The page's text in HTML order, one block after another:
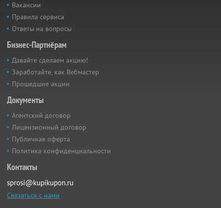
Вакансии
Правила сервиса
Ответы на вопросы
Бизнес-Партнёрам
Давайте сделаем акцию!
Заработайте, как Вебмастер
Прошедшие акции
Документы
Агентский договор
Лицензионный договор
Публичная оферта
Политика конфиденциальности
Контакты
sprosi@kupikupon.ru
Связаться с нами